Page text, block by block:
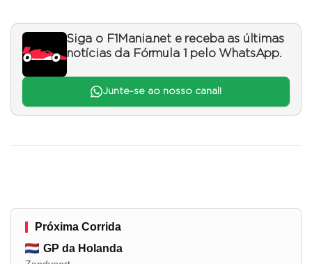
Siga o F1Mania.net e receba as últimas
notícias da Fórmula 1 pelo WhatsApp.
Junte-se ao nosso canal!
Próxima Corrida
GP da Holanda